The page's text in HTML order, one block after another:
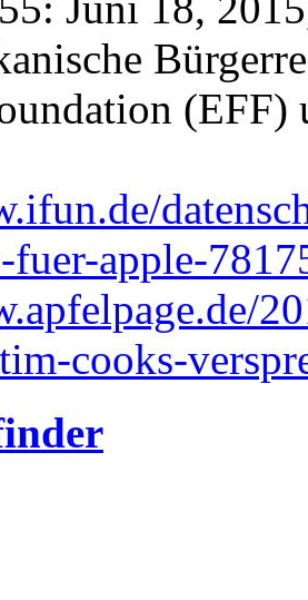
(EFF)
fuer-apple-
cooks-